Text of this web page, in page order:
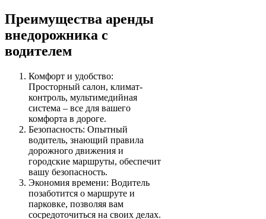
Преимущества аренды
внедорожника с
водителем
Комфорт и удобство:
Просторный салон, климат-
контроль, мультимедийная
система – все для вашего
комфорта в дороге.
Безопасность: Опытный
водитель, знающий правила
дорожного движения и
городские маршруты, обеспечит
вашу безопасность.
Экономия времени: Водитель
позаботится о маршруте и
парковке, позволяя вам
сосредоточиться на своих делах.